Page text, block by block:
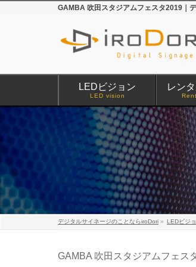
GAMBA 吹田スタジアムフェスタ2019｜
LEDビジョン
LED vision
レン
デジタルサイネージのことならiroDori » LEDビジ
GAMBA 吹田スタジアムフェス